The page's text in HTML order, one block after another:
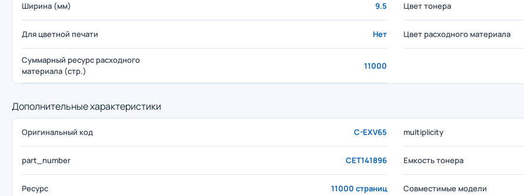
Ширина (мм) 9.5 Цвет тонера
Для цветной печати Нет Цвет расходного материала
Суммарный ресурс расходного
материала (стр.)
11000
Дополнительные характеристики
Оригинальный код C-EXV65 multiplicity
part_number CET141896 Емкость тонера
Ресурс 11000 страниц Совместимые модели